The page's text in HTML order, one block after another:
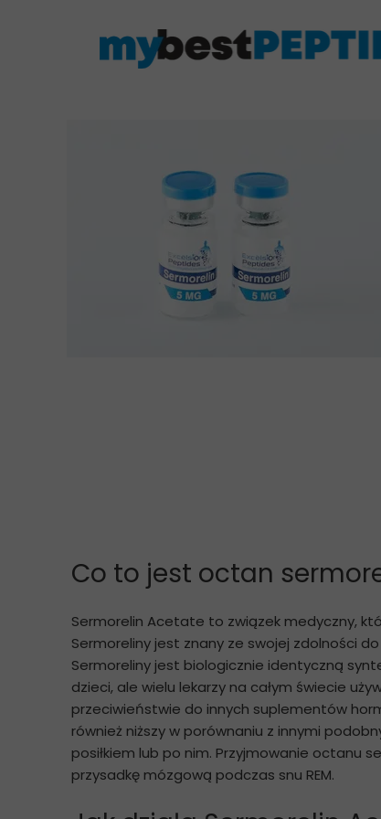
Co to jest octan
Sermorelin Acetate to związek medyczny,
Sermoreliny jest znany ze swojej zdolności
Sermoreliny jest biologicznie identyczną
dzieci, ale wielu lekarzy na całym świecie
przeciwieństwie do innych suplementów
również niższy w porównaniu z innymi
posiłkiem lub po nim. Przyjmowanie octanu
przysadkę mózgową podczas snu REM.